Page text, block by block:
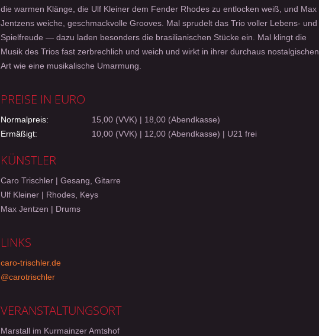
die warmen Klänge, die Ulf Kleiner dem Fender Rhodes zu entlocken weiß, und Max
Jentzens weiche, geschmackvolle Grooves. Mal sprudelt das Trio voller Lebens- und
Spielfreude — dazu laden besonders die brasilianischen Stücke ein. Mal klingt die
Musik des Trios fast zerbrechlich und weich und wirkt in ihrer durchaus nostalgischen
Art wie eine musikalische Umarmung.
PREISE IN EURO
Normalpreis:
15,00 (VVK) | 18,00 (Abendkasse)
Ermäßigt:
10,00 (VVK) | 12,00 (Abendkasse) | U21 frei
KÜNSTLER
Caro Trischler | Gesang, Gitarre
Ulf Kleiner | Rhodes, Keys
Max Jentzen | Drums
LINKS
caro-trischler.de
@carotrischler
VERANSTALTUNGSORT
Marstall im Kurmainzer Amtshof